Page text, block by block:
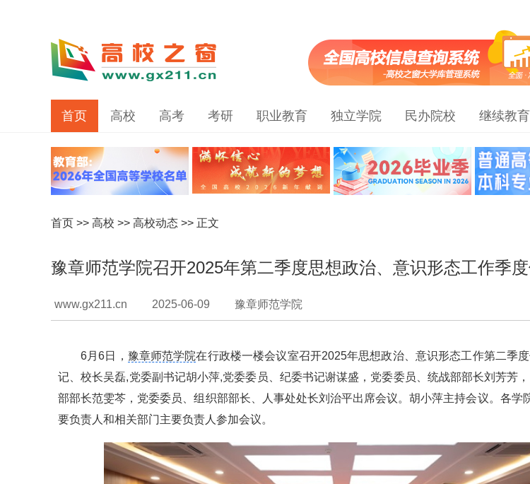
首页 高校 高考 考研 职业教育 独立学院 民办院校 继续教育
首页 >> 高校 >> 高校动态 >> 正文
豫章师范学院召开2025年第二季度思想政治、意识形态工作季
www.gx211.cn 2025-06-09 豫章师范学院
6月6日， 豫章师范学院在行政楼一楼会议室召开2025年思想政治、意识形态工作第二季
记、校长吴磊,党委副书记胡小萍,党委委员、纪委书记谢谋盛，党委委员、统战部部长刘芳芳
部部长范雯芩，党委委员、组织部部长、人事处处长刘治平出席会议。胡小萍主持会议。各学
要负责人和相关部门主要负责人参加会议。